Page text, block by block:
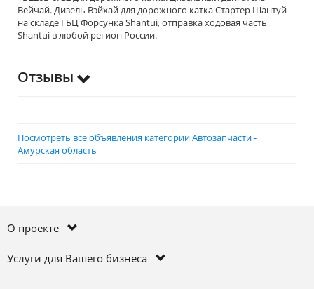
Вейчай. Дизель Вэйхай для дорожного катка Стартер Шантуй
на складе ГБЦ Форсунка Shantui, отправка ходовая часть
Shantui в любой регион России.
Отзывы
Посмотреть все объявления категории Автозапчасти -
Амурская область
О проекте
Услуги для Вашего бизнеса